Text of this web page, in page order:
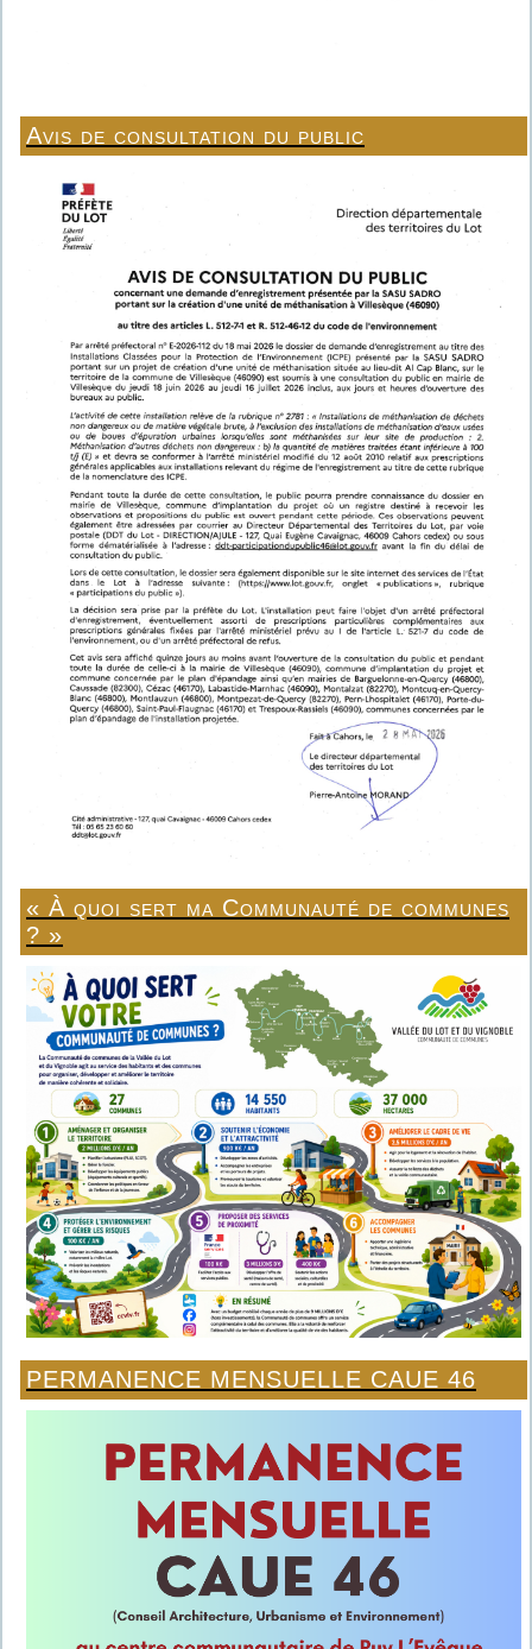
Avis de consultation du public
« À quoi sert ma Communauté de communes
? »
PERMANENCE MENSUELLE CAUE 46